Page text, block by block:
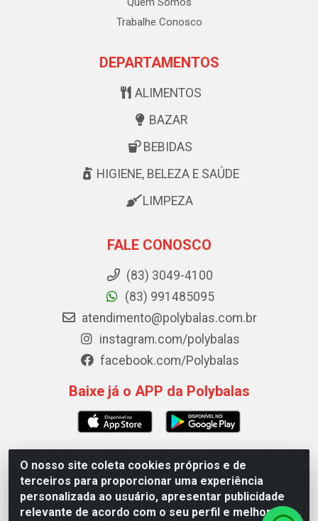
O nosso site coleta cookies próprios e de
terceiros para proporcionar uma experiência
personalizada ao usuário, apresentar publicidade
relevante de acordo com o seu perfil e melhorar a
Trabalhe Conosco
DEPARTAMENTOS
ALIMENTOS
BAZAR
BEBIDAS
HIGIENE, BELEZA E SAÚDE
LIMPEZA
FALE CONOSCO
(83) 3049-4100
(83) 991485095
atendimento@polybalas.com.br
instagram.com/polybalas
facebook.com/Polybalas
Baixe já o APP da Polybalas
Polybalas - Rua João Miguel de Souza, 173 Galpão B -
Ernesto Geisel, João Pessoa/PB - CEP 58.075-075 - CNPJ
00.909.327/0002-61